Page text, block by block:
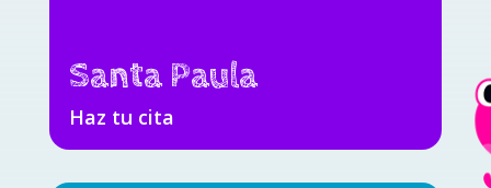
Santa Paula
Haz tu cita